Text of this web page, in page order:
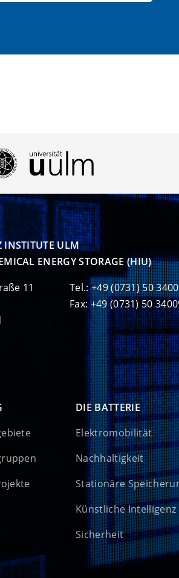
INSTITUTE ULM
ENERGY STORAGE (HIU)
11
Tel.: +49 (0731) 50
Fax: +49 (0731) 50
DIE BATTERIE
Elektromobilität
Nachhaltigkeit
Stationäre
Künstliche Intelligenz
Sicherheit